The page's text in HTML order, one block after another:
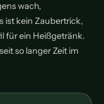
wach,
ist kein Zaubertrick,
für ein Heißgetränk.
so langer Zeit im